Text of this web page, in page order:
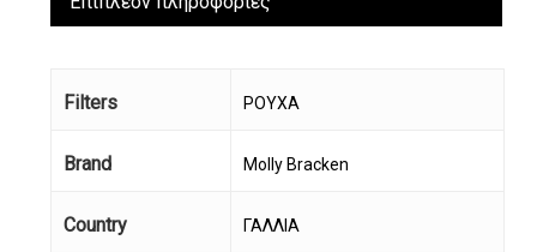
Filters ΡΟΥΧΑ
Brand Molly Bracken
Country ΓΑΛΛΙΑ